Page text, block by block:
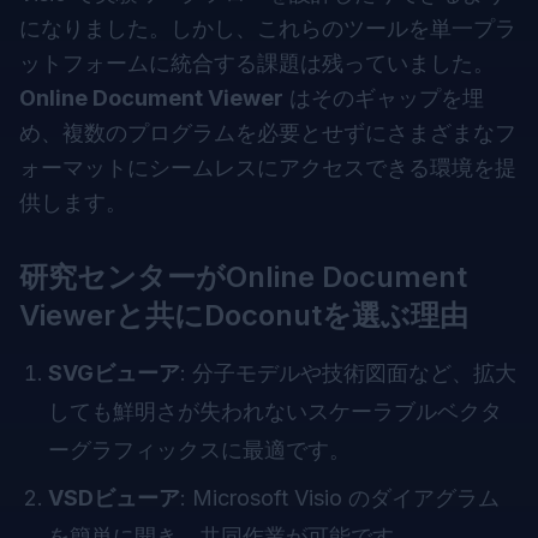
になりました。しかし、これらのツールを単一プラ
ットフォームに統合する課題は残っていました。
Online Document Viewer はそのギャップを埋
め、複数のプログラムを必要とせずにさまざまなフ
ォーマットにシームレスにアクセスできる環境を提
供します。
研究センターがOnline Document
Viewerと共にDoconutを選ぶ理由
SVGビューア: 分子モデルや技術図面など、拡大
しても鮮明さが失われないスケーラブルベクタ
ーグラフィックスに最適です。
VSDビューア: Microsoft Visio のダイアグラム